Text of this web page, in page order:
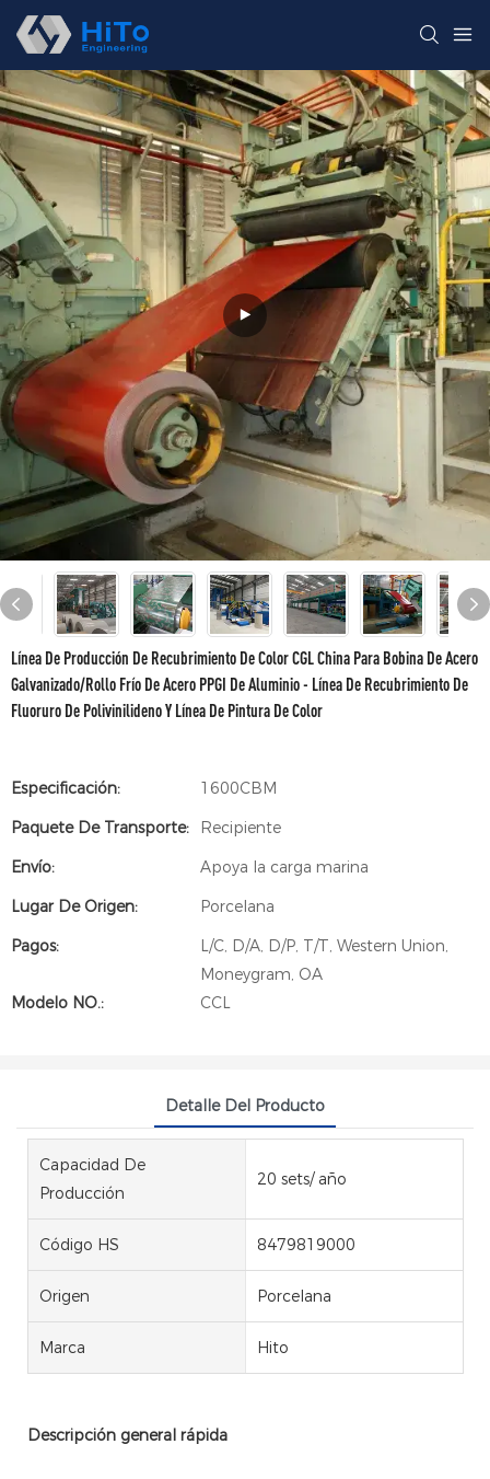
Línea De Producción De Recubrimiento De Color CGL China Para Bobina De Acero
Galvanizado/rollo Frío De Acero PPGI De Aluminio - Línea De Recubrimiento De
Fluoruro De Polivinilideno Y Línea De Pintura De Color
Especificación:
1600CBM
Paquete De Transporte:
Recipiente
Envío:
Apoya la carga marina
Lugar De Origen:
Porcelana
Pagos:
L/C, D/A, D/P, T/T, Western Union,
Moneygram, OA
Modelo NO.:
CCL
Detalle Del Producto
Capacidad De
Producción
20 sets/ año
Código HS 8479819000
Origen Porcelana
Marca Hito
Descripción general rápida